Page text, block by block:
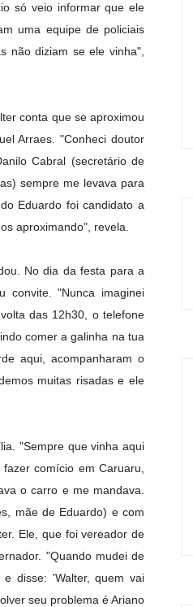
só veio informar que ele
uma equipe de policiais
não diziam se ele vinha",
conta que se aproximou
Arraes. "Conheci doutor
Cabral (secretário de
sempre me levava para
Eduardo foi candidato a
aproximando", revela.
No dia da festa para a
convite. "Nunca imaginei
das 12h30, o telefone
comer a galinha na tua
aqui, acompanharam o
muitas risadas e ele
"Sempre que vinha aqui
comício em Caruaru,
o carro e me mandava.
mãe de Eduardo) e com
Ele, que foi vereador de
"Quando mudei de
disse: 'Walter, quem vai
seu problema é Ariano